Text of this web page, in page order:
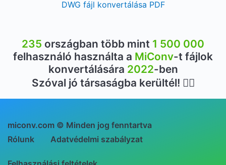
DWG fájl konvertálása PDF
235 országban több mint 1 500 000
felhasználó használta a MiConv-t fájlok
konvertálására 2022-ben
Szóval jó társaságba kerültél! 👍🏻
miconv.com © Minden jog fenntartva
Rólunk
Adatvédelmi szabályzat